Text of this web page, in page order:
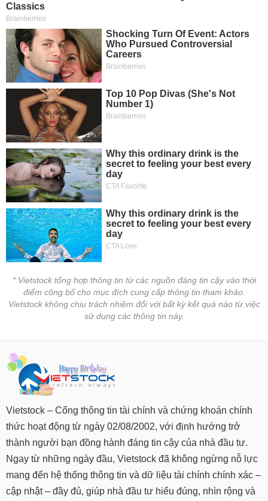
* Vietstock tổng hợp thông tin từ các nguồn đáng tin cậy vào thời
điểm công bố cho mục đích cung cấp thông tin tham khảo.
Vietstock không chịu trách nhiệm đối với bất kỳ kết quả nào từ việc
sử dụng các thông tin này.
Vietstock – Cổng thông tin tài chính và chứng khoán chính
thức hoạt động từ ngày 02/08/2002, với định hướng trở
thành người bạn đồng hành đáng tin cậy của nhà đầu tư.
Ngay từ những ngày đầu, Vietstock đã không ngừng nỗ lực
mang đến hệ thống thông tin và dữ liệu tài chính chính xác –
cập nhật – đầy đủ, giúp nhà đầu tư hiểu đúng, nhìn rộng và